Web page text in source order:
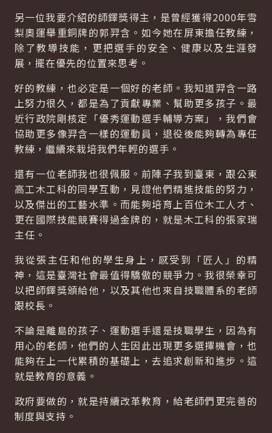
另一位我要介紹的師鐸獎得主，是曾經獲得2000年雪
梨奧運舉重銅牌的郭羿含。如今她在屏東擔任教練，
除了教導技能，更把選手的安全、健康以及生涯發
展，擺在優先的位置來思考。
好的教練，也必定是一個好的老師。我知道羿含一路
上努力很久，都是為了貢獻專業、幫助更多孩子。最
近行政院剛核定「優秀運動選手輔導方案」，我們會
協助更多像羿含一樣的運動員，退役後能夠轉為專任
教練，繼續來栽培我們年輕的選手。
還有一位老師我也很佩服。前陣子我到臺東，跟公東
高工木工科的同學互動，見證他們精進技能的努力，
以及傑出的工藝水準。而能夠培育上百位木工人才、
更在國際技能競賽得過金牌的，就是木工科的張家瑞
主任。
我從張主任和他的學生身上，感受到「匠人」的精
神，這是臺灣社會最值得驕傲的競爭力。我很榮幸可
以把師鐸獎頒給他，以及其他也來自技職體系的老師
跟校長。
不論是離島的孩子、運動選手還是技職學生，因為有
用心的老師，他們的人生因此出現更多選擇機會，也
能夠在上一代累積的基礎上，去追求創新和進步。這
就是教育的意義。
政府要做的，就是持續改革教育，給老師們更完善的
制度與支持。